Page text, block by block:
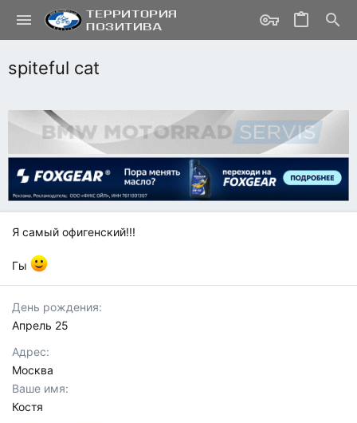
spiteful cat
Я самый офигенский!!!
Гы
День рождения
Апрель 25
Адрес
Москва
Ваше имя
Костя